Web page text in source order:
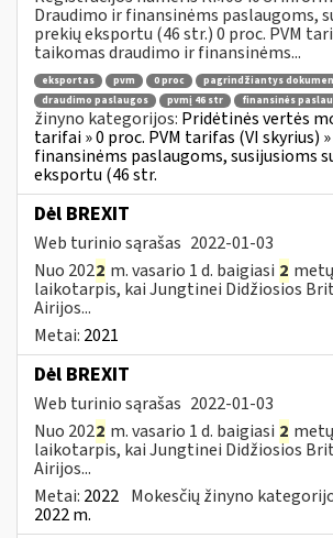
Draudimo ir finansinėms paslaugoms,
prekių eksportu (46 str.) 0 proc. PVM
taikomas draudimo ir finansinėms...
eksportas pvm 0 proc
pagrindžiantys
draudimo paslaugos
pvmį 46 str finansinės
žinyno kategorijos: Pridėtinės vertės
tarifai » 0 proc. PVM tarifas (VI skyrius)
finansinėms paslaugoms, susijusioms
eksportu (46 str.
Dėl BREXIT
Web turinio sąrašas 2022-01-03
Nuo 2022 m. vasario 1 d. baigiasi 2
laikotarpis, kai Jungtinei Didžiosios
Airijos...
Metai: 2021
Dėl BREXIT
Web turinio sąrašas 2022-01-03
Nuo 2022 m. vasario 1 d. baigiasi 2
laikotarpis, kai Jungtinei Didžiosios
Airijos...
Metai: 2022 Mokesčių žinyno
2022 m.